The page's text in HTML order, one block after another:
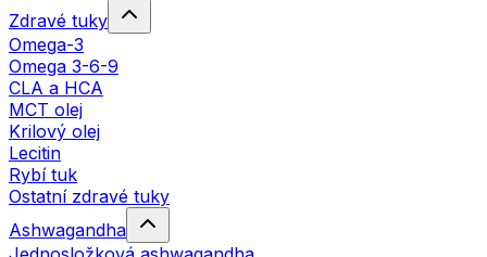
Zdravé tuky
Omega-3
Omega 3-6-9
CLA a HCA
MCT olej
Krilový olej
Lecitin
Rybí tuk
Ostatní zdravé tuky
Ashwagandha